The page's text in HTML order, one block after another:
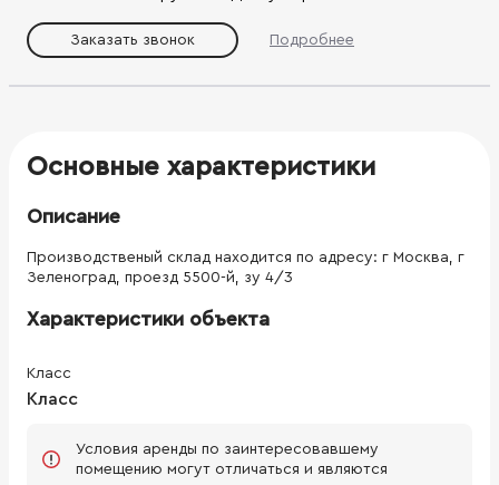
аэропорта Шереметьево Удобная логистика с
Ленинградским деловым коридором Транспортная
Высокоскоростной интернет Высокий стандарт качества
Доступ 24/7 Комбинирование складских,
вашего бизнеса
Заказать звонок Подробнее
Основные характеристики
Описание
Производственый склад находится по адресу: г Москва, г
Зеленоград, проезд 5500-й, зу 4/3
Характеристики объекта
Класс
Класс
Условия аренды по заинтересовавшему
помещению могут отличаться и являются